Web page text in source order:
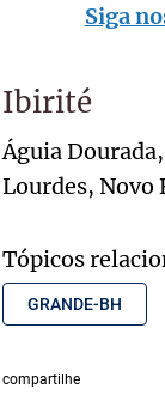
Siga
Ibirité
Águia
Lourdes, Novo
Tópicos
GRANDE-BH
compartilhe